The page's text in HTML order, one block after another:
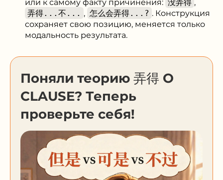
или к самому факту причинения: 没弄得 ,
弄得...不... , 怎么会弄得...? . Конструкция
сохраняет свою позицию, меняется только
модальность результата.
Поняли теорию 弄得 O
CLAUSE? Теперь
проверьте себя!